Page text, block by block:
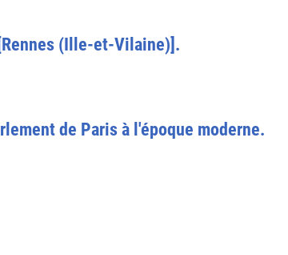
(Ille-et-Vilaine)].
de Paris à l'époque moderne.